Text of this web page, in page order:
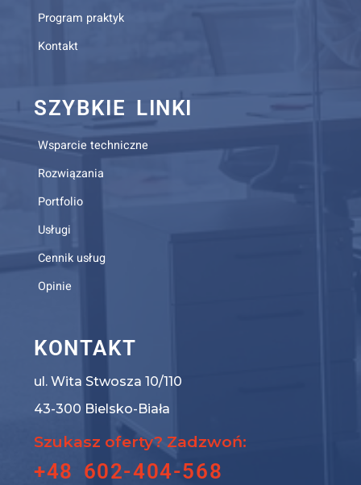
Program praktyk
Kontakt
SZYBKIE LINKI
Wsparcie techniczne
Rozwiązania
Portfolio
Usługi
Cennik usług
Opinie
KONTAKT
ul. Wita Stwosza 10/110
43-300 Bielsko-Biała
Szukasz oferty? Zadzwoń:
+48 602-404-568